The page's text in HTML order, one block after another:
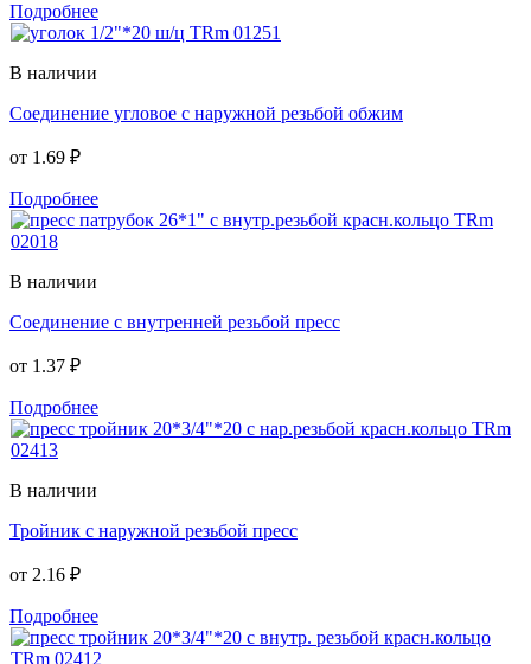
Подробнее
В наличии
Соединение угловое с наружной резьбой обжим
от 1.69 ₽
Подробнее
В наличии
Соединение с внутренней резьбой пресс
от 1.37 ₽
Подробнее
В наличии
Тройник с наружной резьбой пресс
от 2.16 ₽
Подробнее